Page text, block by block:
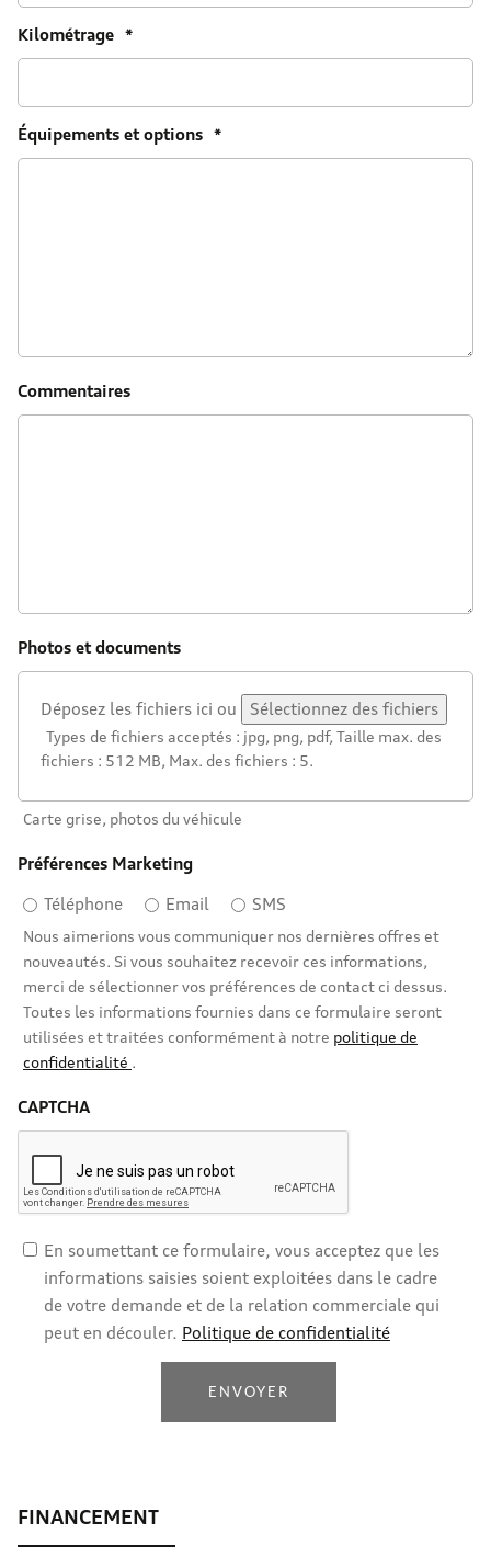
Kilométrage *
Équipements et options *
Commentaires
Photos et documents
Déposez les fichiers ici ou Sélectionnez des fichiers
Types de fichiers acceptés : jpg, png, pdf, Taille max. des
fichiers : 512 MB, Max. des fichiers : 5.
Carte grise, photos du véhicule
Préférences Marketing
Téléphone
Email SMS
Nous aimerions vous communiquer nos dernières offres et
nouveautés. Si vous souhaitez recevoir ces informations,
merci de sélectionner vos préférences de contact ci dessus.
Toutes les informations fournies dans ce formulaire seront
utilisées et traitées conformément à notre politique de
confidentialité .
CAPTCHA
En soumettant ce formulaire, vous acceptez que les
informations saisies soient exploitées dans le cadre
de votre demande et de la relation commerciale qui
peut en découler. Politique de confidentialité
ENVOYER